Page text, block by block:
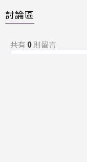
討論區
共有 0則留言